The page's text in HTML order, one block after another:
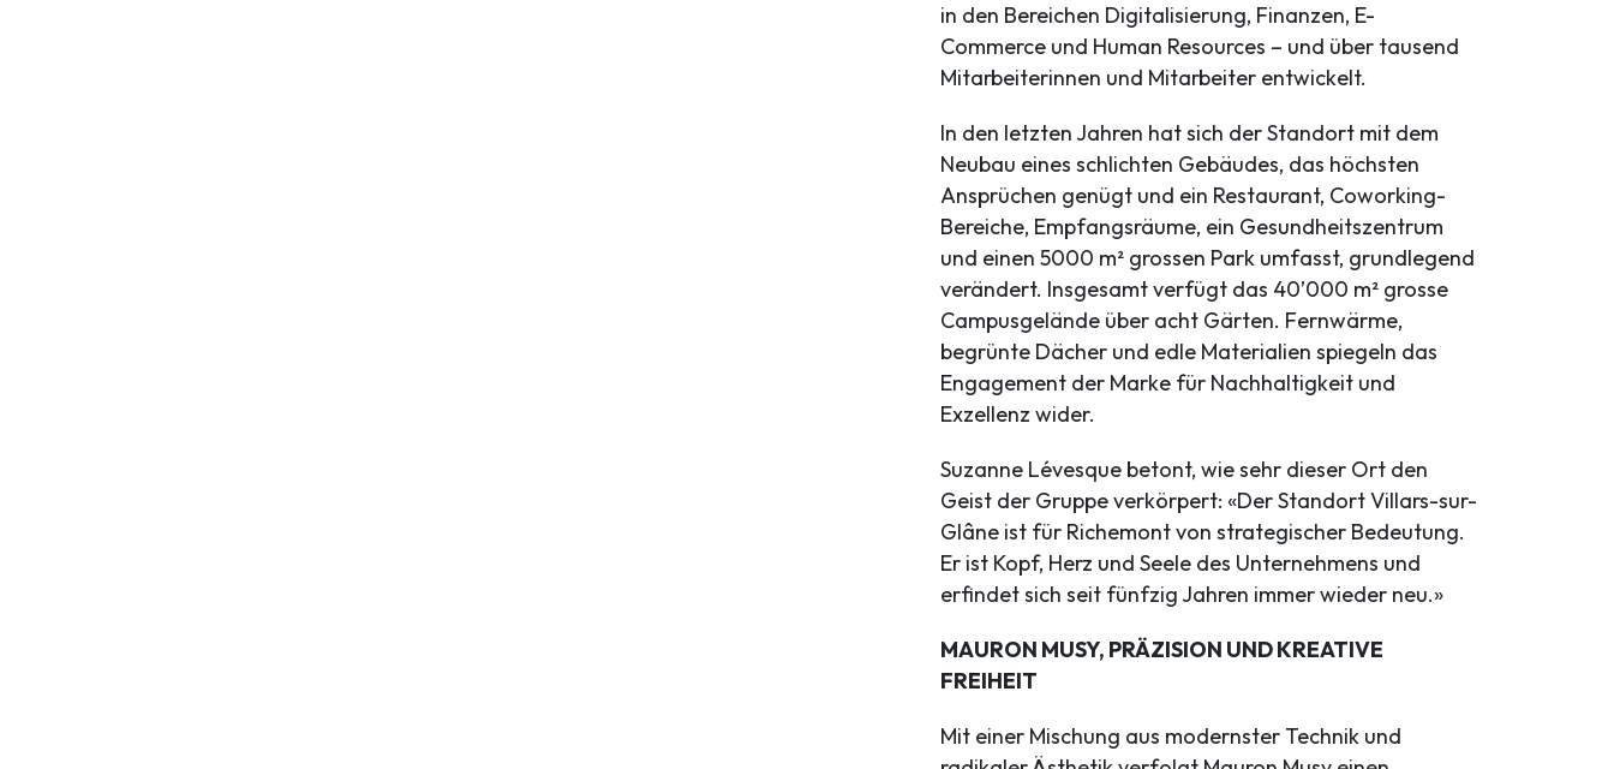
in den Bereichen Digitalisierung, Finanzen, E-
Commerce und Human Resources – und über tausend
Mitarbeiterinnen und Mitarbeiter entwickelt.
In den letzten Jahren hat sich der Standort mit dem
Neubau eines schlichten Gebäudes, das höchsten
Ansprüchen genügt und ein Restaurant, Coworking-
Bereiche, Empfangsräume, ein Gesundheitszentrum
und einen 5000 m² grossen Park umfasst, grundlegend
verändert. Insgesamt verfügt das 40’000 m² grosse
Campusgelände über acht Gärten. Fernwärme,
begrünte Dächer und edle Materialien spiegeln das
Engagement der Marke für Nachhaltigkeit und
Exzellenz wider.
Suzanne Lévesque betont, wie sehr dieser Ort den
Geist der Gruppe verkörpert: «Der Standort Villars-sur-
Glâne ist für Richemont von strategischer Bedeutung.
Er ist Kopf, Herz und Seele des Unternehmens und
erfindet sich seit fünfzig Jahren immer wieder neu.»
MAURON MUSY, PRÄZISION UND KREATIVE
FREIHEIT
Mit einer Mischung aus modernster Technik und